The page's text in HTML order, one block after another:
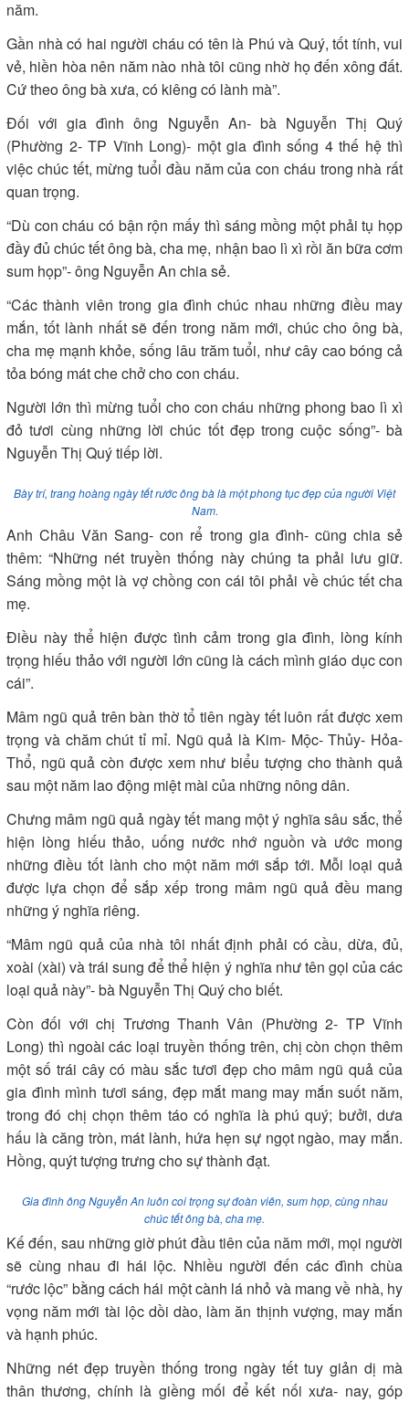
năm.
Gần nhà có hai người cháu có tên là Phú và Quý, tốt tính, vui
vẻ, hiền hòa nên năm nào nhà tôi cũng nhờ họ đến xông đất.
Cứ theo ông bà xưa, có kiêng có lành mà”.
Đối với gia đình ông Nguyễn An- bà Nguyễn Thị Quý
(Phường 2- TP Vĩnh Long)- một gia đình sống 4 thế hệ thì
việc chúc tết, mừng tuổi đầu năm của con cháu trong nhà rất
quan trọng.
“Dù con cháu có bận rộn mấy thì sáng mồng một phải tụ họp
đầy đủ chúc tết ông bà, cha mẹ, nhận bao lì xì rồi ăn bữa cơm
sum họp”- ông Nguyễn An chia sẻ.
“Các thành viên trong gia đình chúc nhau những điều may
mắn, tốt lành nhất sẽ đến trong năm mới, chúc cho ông bà,
cha mẹ mạnh khỏe, sống lâu trăm tuổi, như cây cao bóng cả
tỏa bóng mát che chở cho con cháu.
Người lớn thì mừng tuổi cho con cháu những phong bao lì xì
đỏ tươi cùng những lời chúc tốt đẹp trong cuộc sống”- bà
Nguyễn Thị Quý tiếp lời.
Bày trí, trang hoàng ngày tết rước ông bà là một phong tục đẹp của người Việt
Nam.
Anh Châu Văn Sang- con rể trong gia đình- cũng chia sẻ
thêm: “Những nét truyền thống này chúng ta phải lưu giữ.
Sáng mồng một là vợ chồng con cái tôi phải về chúc tết cha
mẹ.
Điều này thể hiện được tình cảm trong gia đình, lòng kính
trọng hiếu thảo với người lớn cũng là cách mình giáo dục con
cái”.
Mâm ngũ quả trên bàn thờ tổ tiên ngày tết luôn rất được xem
trọng và chăm chút tỉ mỉ. Ngũ quả là Kim- Mộc- Thủy- Hỏa-
Thổ, ngũ quả còn được xem như biểu tượng cho thành quả
sau một năm lao động miệt mài của những nông dân.
Chưng mâm ngũ quả ngày tết mang một ý nghĩa sâu sắc, thể
hiện lòng hiếu thảo, uống nước nhớ nguồn và ước mong
những điều tốt lành cho một năm mới sắp tới. Mỗi loại quả
được lựa chọn để sắp xếp trong mâm ngũ quả đều mang
những ý nghĩa riêng.
“Mâm ngũ quả của nhà tôi nhất định phải có cầu, dừa, đủ,
xoài (xài) và trái sung để thể hiện ý nghĩa như tên gọi của các
loại quả này”- bà Nguyễn Thị Quý cho biết.
Còn đối với chị Trương Thanh Vân (Phường 2- TP Vĩnh
Long) thì ngoài các loại truyền thống trên, chị còn chọn thêm
một số trái cây có màu sắc tươi đẹp cho mâm ngũ quả của
gia đình mình tươi sáng, đẹp mắt mang may mắn suốt năm,
trong đó chị chọn thêm táo có nghĩa là phú quý; bưởi, dưa
hấu là căng tròn, mát lành, hứa hẹn sự ngọt ngào, may mắn.
Hồng, quýt tượng trưng cho sự thành đạt.
Gia đình ông Nguyễn An luôn coi trọng sự đoàn viên, sum họp, cùng nhau
chúc tết ông bà, cha mẹ.
Kế đến, sau những giờ phút đầu tiên của năm mới, mọi người
sẽ cùng nhau đi hái lộc. Nhiều người đến các đình chùa
“rước lộc” bằng cách hái một cành lá nhỏ và mang về nhà, hy
vọng năm mới tài lộc dồi dào, làm ăn thịnh vượng, may mắn
và hạnh phúc.
Những nét đẹp truyền thống trong ngày tết tuy giản dị mà
thân thương, chính là giềng mối để kết nối xưa- nay, góp